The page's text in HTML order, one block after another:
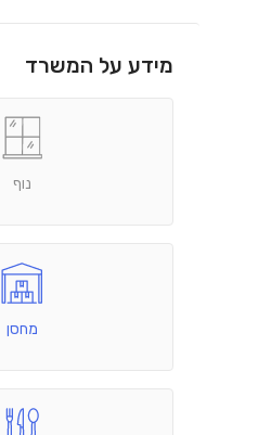
מידע על המשרד
נוף
מחסן